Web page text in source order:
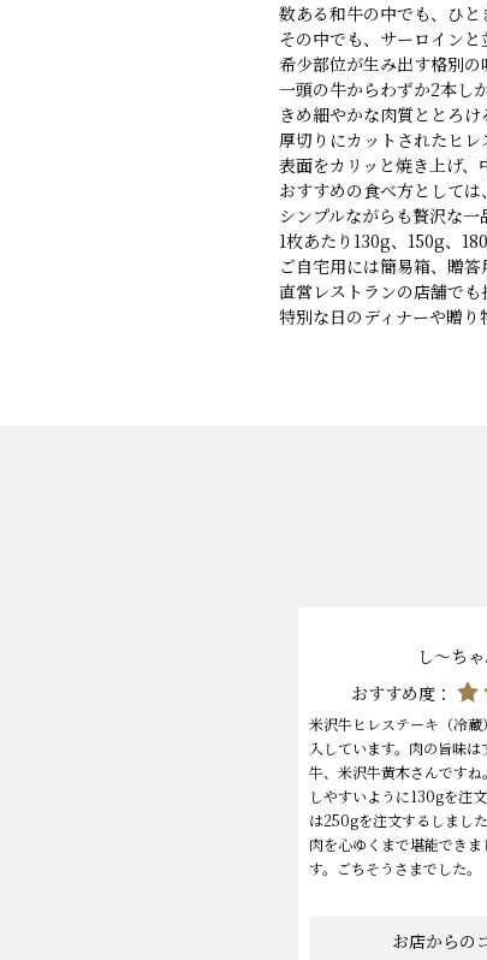
数ある和牛の中でも、ひと
その中でも、サーロイン
希少部位が生み出す格別の
一頭の牛からわずか2本し
きめ細やかな肉質ととろけ
厚切りにカットされたヒ
表面をカリッと焼き上げ、
おすすめの食べ方としては
シンプルながらも贅沢な
1枚あたり130g、150g、
ご自宅用には簡易箱、贈答
直営レストランの店舗で
特別な日のディナーや贈り
し〜ち
おすすめ度：
米沢牛ヒレステーキ（冷
入しています。肉の旨味
牛、米沢牛黄木さんです
しやすいように130gを注
は250gを注文するしまし
肉を心ゆくまで堪能でき
す。ごちそうさまでした。
お店からの